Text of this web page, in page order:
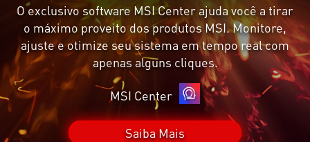
O exclusivo software MSI Center ajuda você a tirar
o máximo proveito dos produtos MSI. Monitore,
ajuste e otimize seu sistema em tempo real com
apenas alguns cliques.
MSI Center
Saiba Mais